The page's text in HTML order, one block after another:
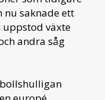
nu saknade ett
växte
andra såg